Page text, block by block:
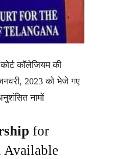
कॉलेजियम की
2023 को भेजे गए
नामों
for